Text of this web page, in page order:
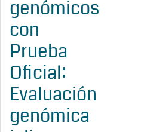
genómicos
con
Prueba
Oficial:
Evaluación
genómica